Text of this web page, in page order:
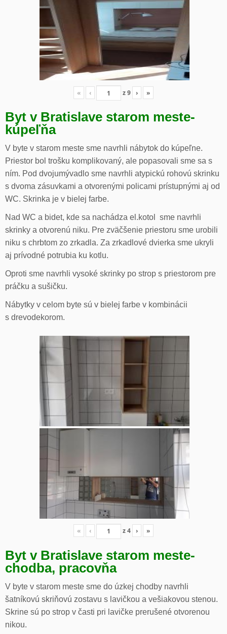
« ‹ z9 › »
Byt v Bratislave starom meste-
kúpeľňa
V byte v starom meste sme navrhli nábytok do kúpeľne.
Priestor bol trošku komplikovaný, ale popasovali sme sa s
ním. Pod dvojumývadlo sme navrhli atypickú rohovú skrinku
s dvoma zásuvkami a otvorenými policami prístupnými aj od
WC. Skrinka je v bielej farbe.
Nad WC a bidet, kde sa nachádza el.kotol sme navrhli
skrinky a otvorenú niku. Pre zväčšenie priestoru sme urobili
niku s chrbtom zo zrkadla. Za zrkadlové dvierka sme ukryli
aj prívodné potrubia ku kotlu.
Oproti sme navrhli vysoké skrinky po strop s priestorom pre
práčku a sušičku.
Nábytky v celom byte sú v bielej farbe v kombinácii
s drevodekorom.
« ‹ z4 › »
Byt v Bratislave starom meste-
chodba, pracovňa
V byte v starom meste sme do úzkej chodby navrhli
šatníkovú skriňovú zostavu s lavičkou a vešiakovou stenou.
Skrine sú po strop v časti pri lavičke prerušené otvorenou
nikou.